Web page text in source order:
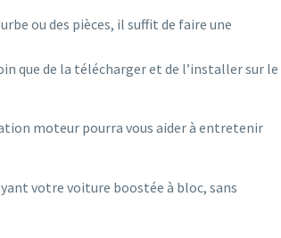
ou des pièces, il suffit de faire une
que de la télécharger et de l’installer sur le
moteur pourra vous aider à entretenir
votre voiture boostée à bloc, sans